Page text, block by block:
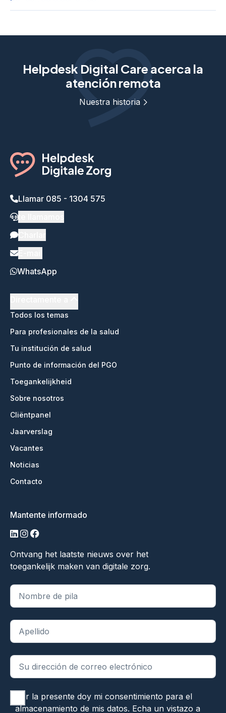
Helpdesk Digital Care acerca la
atención remota
Nuestra historia
Llamar 085 - 1304 575
WhatsApp
Todos los temas
Para profesionales de la salud
Tu institución de salud
Punto de información del PGO
Toegankelijkheid
Sobre nosotros
Cliëntpanel
Jaarverslag
Vacantes
Noticias
Contacto
Mantente informado
linkedin
instagram
facebook
Ontvang het laatste nieuws over het
toegankelijk maken van digitale zorg.
"*" indica campos obligatorios
Por la presente doy mi consentimiento para el
almacenamiento de mis datos. Echa un vistazo a